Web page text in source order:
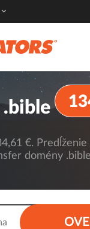
.bible
€.
domény